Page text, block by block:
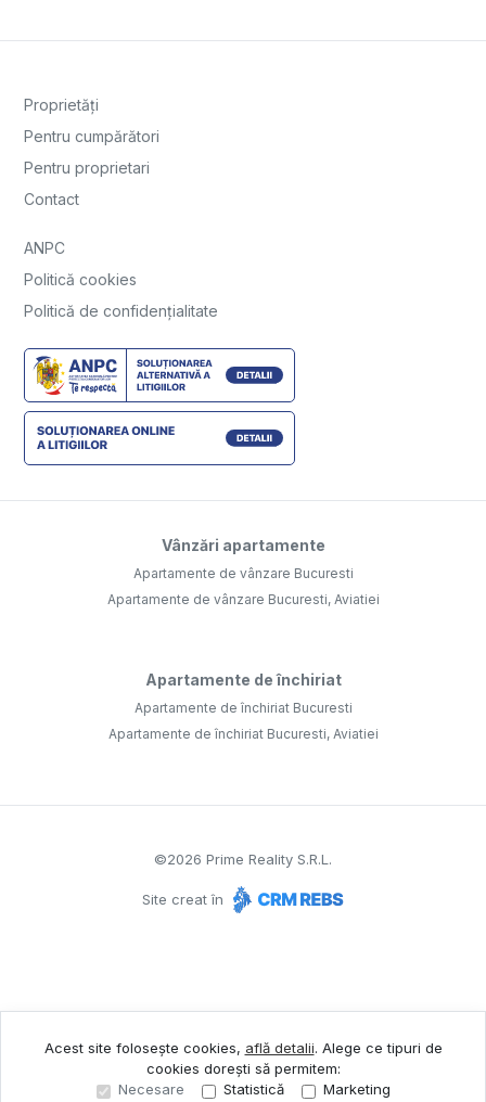
Proprietăți
Pentru cumpărători
Pentru proprietari
Contact
ANPC
Politică cookies
Politică de confidențialitate
Vânzări apartamente
Apartamente de vânzare Bucuresti
Apartamente de vânzare Bucuresti, Aviatiei
Apartamente de închiriat
Apartamente de închiriat Bucuresti
Apartamente de închiriat Bucuresti, Aviatiei
©2026 Prime Reality S.R.L.
Site creat în
Acest site folosește cookies, află detalii. Alege ce tipuri de
cookies dorești să permitem:
Necesare
Statistică Marketing